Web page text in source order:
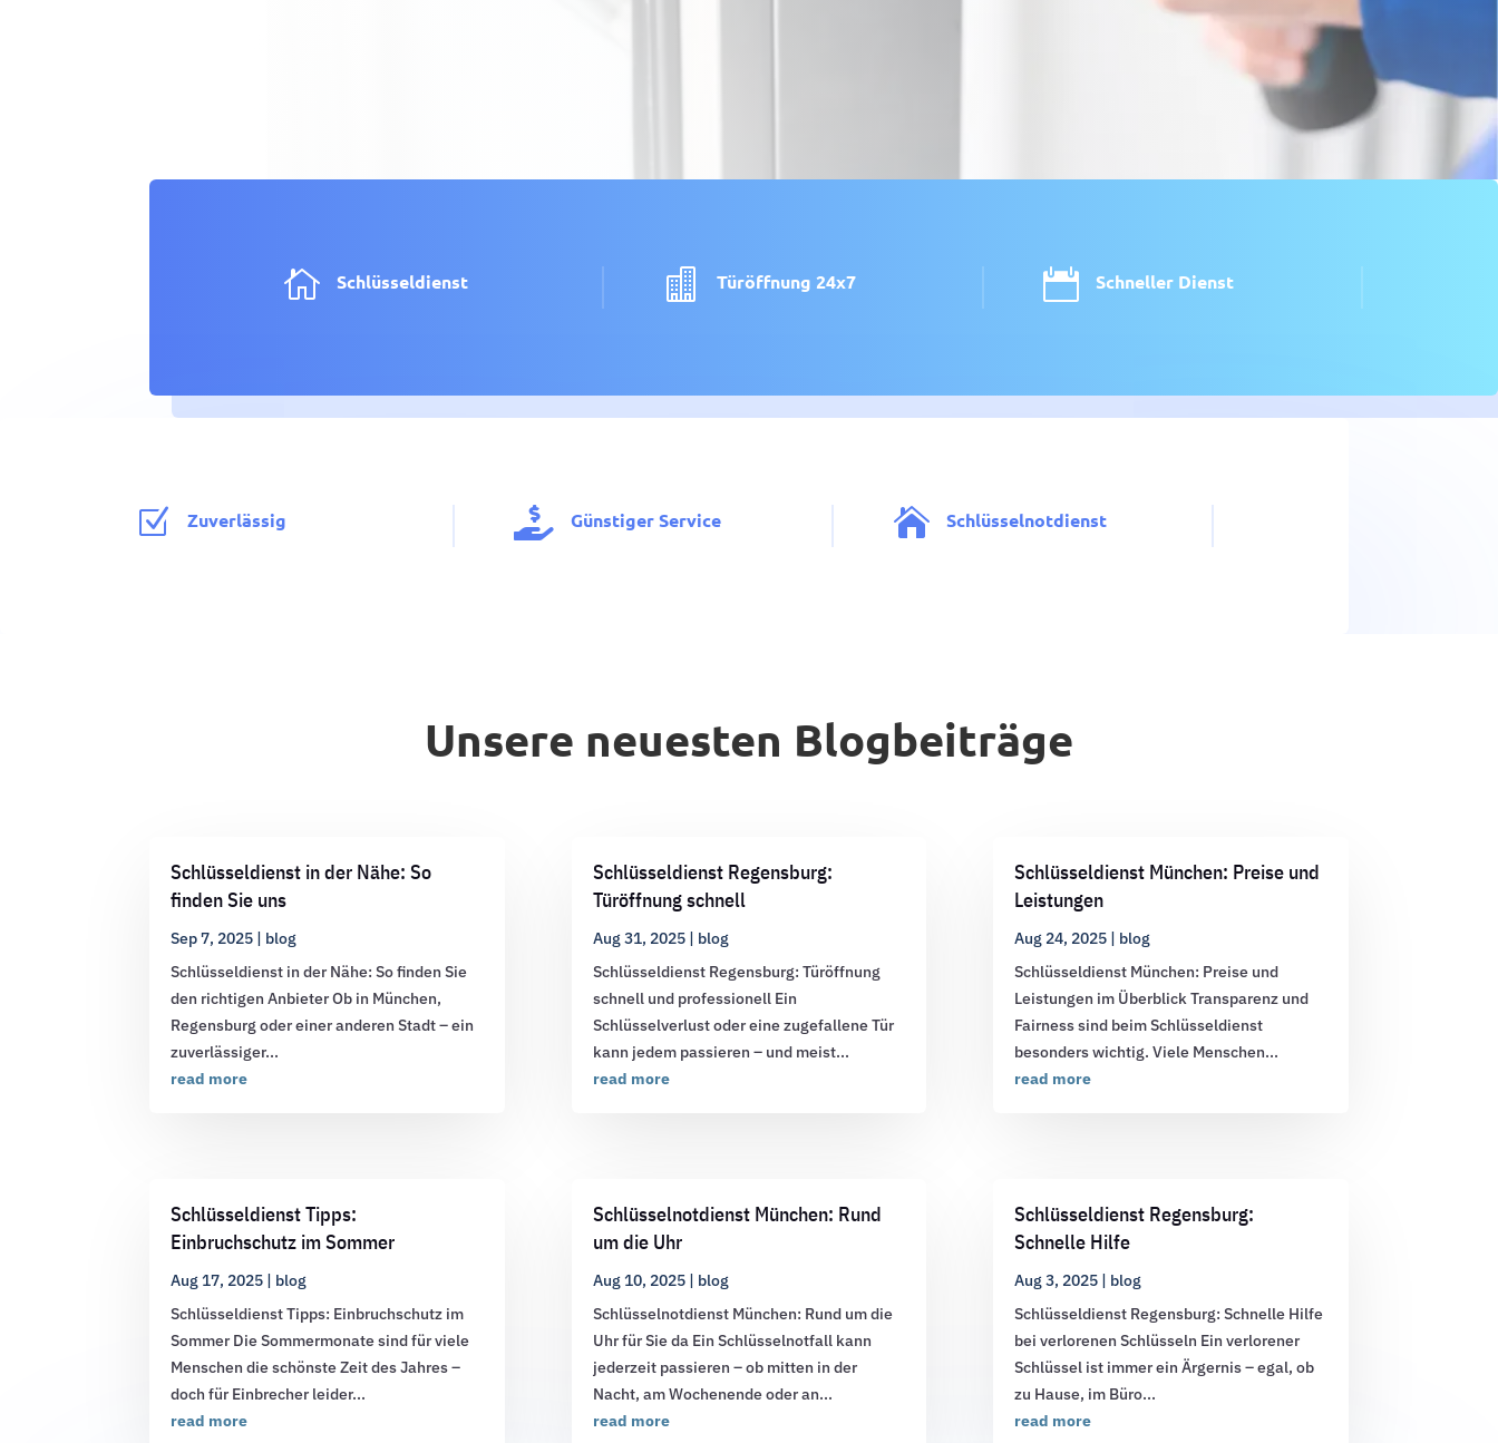
 Schlüsseldienst  Türöffnung 24x7  Schneller Dienst
Z Zuverlässig  Günstiger Service  Schlüsselnotdienst
Unsere neuesten Blogbeiträge
Schlüsseldienst in der Nähe: So
finden Sie uns
Sep 7, 2025 | blog
Schlüsseldienst in der Nähe: So finden Sie
den richtigen Anbieter Ob in München,
Regensburg oder einer anderen Stadt – ein
zuverlässiger...
read more
Schlüsseldienst Tipps:
Einbruchschutz im Sommer
Aug 17, 2025 | blog
Schlüsseldienst Tipps: Einbruchschutz im
Sommer Die Sommermonate sind für viele
Menschen die schönste Zeit des Jahres –
doch für Einbrecher leider...
read more
Schlüsseldienst Regensburg:
Türöffnung schnell
Aug 31, 2025| blog
Schlüsseldienst Regensburg: Türöffnung
schnell und professionell Ein
Schlüsselverlust oder eine zugefallene Tür
kann jedem passieren – und meist...
read more
Schlüsselnotdienst München: Rund
um die Uhr
Aug 10, 2025| blog
Schlüsselnotdienst München: Rund um die
Uhr für Sie da Ein Schlüsselnotfall kann
jederzeit passieren – ob mitten in der
Nacht, am Wochenende oder an...
read more
Schlüsseldienst München: Preise und
Leistungen
Aug 24, 2025| blog
Schlüsseldienst München: Preise und
Leistungen im Überblick Transparenz und
Fairness sind beim Schlüsseldienst
besonders wichtig. Viele Menschen...
read more
Schlüsseldienst Regensburg:
Schnelle Hilfe
Aug 3, 2025| blog
Schlüsseldienst Regensburg: Schnelle Hilfe
bei verlorenen Schlüsseln Ein verlorener
Schlüssel ist immer ein Ärgernis – egal, ob
zu Hause, im Büro...
read more